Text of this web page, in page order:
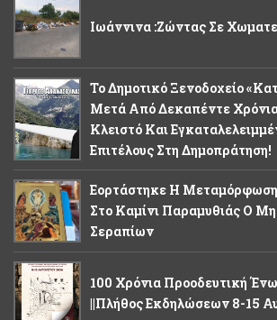
Ιωάννινα :Ζώντας Σε
Το Δημοτικό Ξενοδοχείο
Μετά Από Δεκαπέντε
Κλειστό Και
Επιτέλους Στη Δημοπράτηση!
Εορτάστηκε Η
Στο Καμίνι Παραμυθιάς Ο
Σεραπίων
100 Χρόνια Προοδευτική
||Πλήθος Εκδηλώσεων 8-15